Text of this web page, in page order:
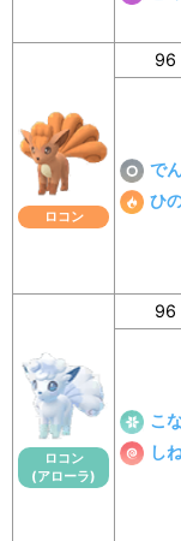
ロコン
96
で
ひ
ロコン
(アローラ)
96
こ
し